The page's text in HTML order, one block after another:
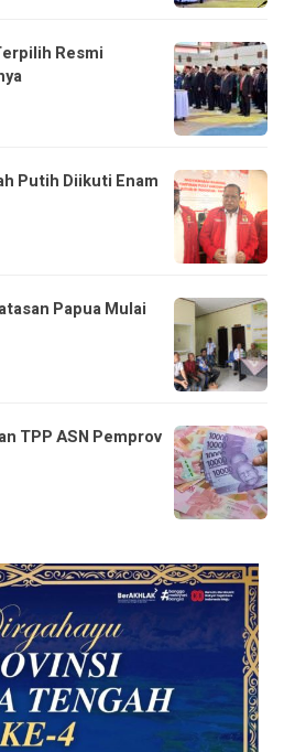
Resmi
Putih Diikuti Enam
Papua Mulai
TPP ASN Pemprov